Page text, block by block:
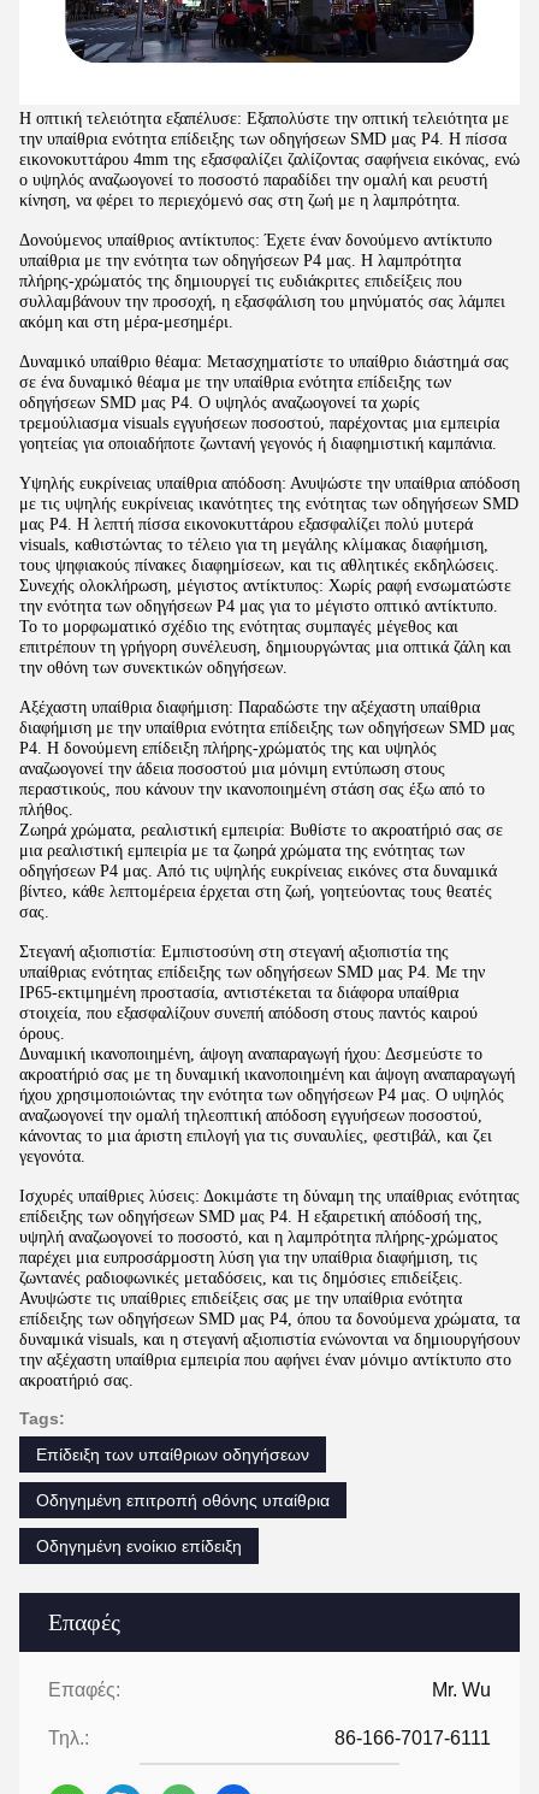
Επαφές
Επαφές: Mr. Wu
Τηλ.: 86-166-7017-6111
Η οπτική τελειότητα εξαπέλυσε: Εξαπολύστε την οπτική τελειότητα με
την υπαίθρια ενότητα επίδειξης των οδηγήσεων SMD μας P4. Η πίσσα
εικονοκυττάρου 4mm της εξασφαλίζει ζαλίζοντας σαφήνεια εικόνας, ενώ
ο υψηλός αναζωογονεί το ποσοστό παραδίδει την ομαλή και ρευστή
κίνηση, να φέρει το περιεχόμενό σας στη ζωή με η λαμπρότητα.
Δονούμενος υπαίθριος αντίκτυπος: Έχετε έναν δονούμενο αντίκτυπο
υπαίθρια με την ενότητα των οδηγήσεων P4 μας. Η λαμπρότητα
πλήρης-χρώματός της δημιουργεί τις ευδιάκριτες επιδείξεις που
συλλαμβάνουν την προσοχή, η εξασφάλιση του μηνύματός σας λάμπει
ακόμη και στη μέρα-μεσημέρι.
Δυναμικό υπαίθριο θέαμα: Μετασχηματίστε το υπαίθριο διάστημά σας
σε ένα δυναμικό θέαμα με την υπαίθρια ενότητα επίδειξης των
οδηγήσεων SMD μας P4. Ο υψηλός αναζωογονεί τα χωρίς
τρεμούλιασμα visuals εγγυήσεων ποσοστού, παρέχοντας μια εμπειρία
γοητείας για οποιαδήποτε ζωντανή γεγονός ή διαφημιστική καμπάνια.
Υψηλής ευκρίνειας υπαίθρια απόδοση: Ανυψώστε την υπαίθρια απόδοση
με τις υψηλής ευκρίνειας ικανότητες της ενότητας των οδηγήσεων SMD
μας P4. Η λεπτή πίσσα εικονοκυττάρου εξασφαλίζει πολύ μυτερά
visuals, καθιστώντας το τέλειο για τη μεγάλης κλίμακας διαφήμιση,
τους ψηφιακούς πίνακες διαφημίσεων, και τις αθλητικές εκδηλώσεις.
Συνεχής ολοκλήρωση, μέγιστος αντίκτυπος: Χωρίς ραφή ενσωματώστε
την ενότητα των οδηγήσεων P4 μας για το μέγιστο οπτικό αντίκτυπο.
Το το μορφωματικό σχέδιο της ενότητας συμπαγές μέγεθος και
επιτρέπουν τη γρήγορη συνέλευση, δημιουργώντας μια οπτικά ζάλη και
την οθόνη των συνεκτικών οδηγήσεων.
Αξέχαστη υπαίθρια διαφήμιση: Παραδώστε την αξέχαστη υπαίθρια
διαφήμιση με την υπαίθρια ενότητα επίδειξης των οδηγήσεων SMD μας
P4. Η δονούμενη επίδειξη πλήρης-χρώματός της και υψηλός
αναζωογονεί την άδεια ποσοστού μια μόνιμη εντύπωση στους
περαστικούς, που κάνουν την ικανοποιημένη στάση σας έξω από το
πλήθος.
Ζωηρά χρώματα, ρεαλιστική εμπειρία: Βυθίστε το ακροατήριό σας σε
μια ρεαλιστική εμπειρία με τα ζωηρά χρώματα της ενότητας των
οδηγήσεων P4 μας. Από τις υψηλής ευκρίνειας εικόνες στα δυναμικά
βίντεο, κάθε λεπτομέρεια έρχεται στη ζωή, γοητεύοντας τους θεατές
σας.
Στεγανή αξιοπιστία: Εμπιστοσύνη στη στεγανή αξιοπιστία της
υπαίθριας ενότητας επίδειξης των οδηγήσεων SMD μας P4. Με την
IP65-εκτιμημένη προστασία, αντιστέκεται τα διάφορα υπαίθρια
στοιχεία, που εξασφαλίζουν συνεπή απόδοση στους παντός καιρού
όρους.
Δυναμική ικανοποιημένη, άψογη αναπαραγωγή ήχου: Δεσμεύστε το
ακροατήριό σας με τη δυναμική ικανοποιημένη και άψογη αναπαραγωγή
ήχου χρησιμοποιώντας την ενότητα των οδηγήσεων P4 μας. Ο υψηλός
αναζωογονεί την ομαλή τηλεοπτική απόδοση εγγυήσεων ποσοστού,
κάνοντας το μια άριστη επιλογή για τις συναυλίες, φεστιβάλ, και ζει
γεγονότα.
Ισχυρές υπαίθριες λύσεις: Δοκιμάστε τη δύναμη της υπαίθριας ενότητας
επίδειξης των οδηγήσεων SMD μας P4. Η εξαιρετική απόδοσή της,
υψηλή αναζωογονεί το ποσοστό, και η λαμπρότητα πλήρης-χρώματος
παρέχει μια ευπροσάρμοστη λύση για την υπαίθρια διαφήμιση, τις
ζωντανές ραδιοφωνικές μεταδόσεις, και τις δημόσιες επιδείξεις.
Ανυψώστε τις υπαίθριες επιδείξεις σας με την υπαίθρια ενότητα
επίδειξης των οδηγήσεων SMD μας P4, όπου τα δονούμενα χρώματα, τα
δυναμικά visuals, και η στεγανή αξιοπιστία ενώνονται να δημιουργήσουν
την αξέχαστη υπαίθρια εμπειρία που αφήνει έναν μόνιμο αντίκτυπο στο
ακροατήριό σας.
Tags:
Επίδειξη των υπαίθριων οδηγήσεων
Οδηγημένη επιτροπή οθόνης υπαίθρια
Οδηγημένη ενοίκιο επίδειξη